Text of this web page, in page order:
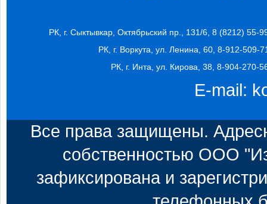
РК, г. Сыктывкар, Октябрьский пр., 131/6, 8 (8212) 55-
РК, г. Воркута, ул. Ленина, 60, 8-912-509-
РК, г. Инта, ул. Кирова, 38, 8-904-270-
E-mail:
Все права защищены.
собственностью ООО
зафиксирована и